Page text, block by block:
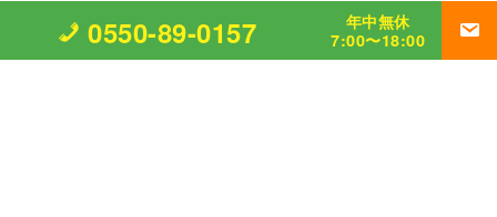
0550-89-0157
年中無休
7:00〜18:00